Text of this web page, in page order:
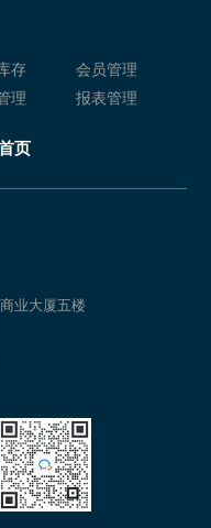
新零售易
存
会员管理
理 报表管理
页
业大厦五楼